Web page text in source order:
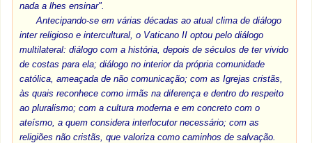
nada a lhes ensinar".
Antecipando-se em várias décadas ao atual clima de diálogo
inter religioso e intercultural, o Vaticano II optou pelo diálogo
multilateral: diálogo com a história, depois de séculos de ter vivido
de costas para ela; diálogo no interior da própria comunidade
católica, ameaçada de não comunicação; com as Igrejas cristãs,
às quais reconhece como irmãs na diferença e dentro do respeito
ao pluralismo; com a cultura moderna e em concreto com o
ateísmo, a quem considera interlocutor necessário; com as
religiões não cristãs, que valoriza como caminhos de salvação.